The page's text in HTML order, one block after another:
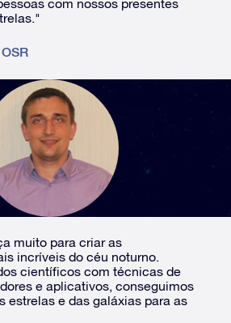
com nossos presentes
muito para criar as
incríveis do céu noturno.
científicos com técnicas de
e aplicativos, conseguimos
estrelas e das galáxias para as